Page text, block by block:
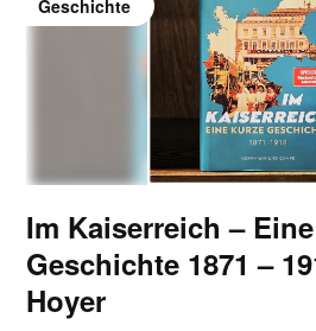
Geschichte
Im Kaiserreich –
Geschichte 1871 –
Hoyer